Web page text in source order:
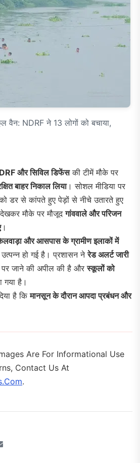
वैन: NDRF ने 13 लोगों को बचाया,
और सिविल डिफेंसकी टीमें मौके पर
बाहर निकाल लिया। सोशल मीडिया पर
को डर से कांपते हुए पेड़ों से नीचे उतारते हुए
देखकर मौके पर मौजूदगांववाले और परिजन
।
और आसपास के ग्रामीण इलाकों में
हो गई है। प्रशासन नेरेड अलर्ट जारी
पर जाने की अपील की है औरस्कूलों को
गया है।
है किमानसून के दौरान आपदा प्रबंधन और
Are For Informational Use
Contact Us At
.